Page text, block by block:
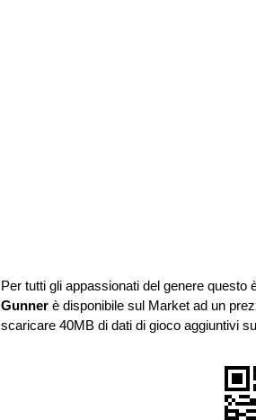
Per tutti gli appassionati del genere questo
Gunner è disponibile sul Market ad un
scaricare 40MB di dati di gioco aggiuntivi